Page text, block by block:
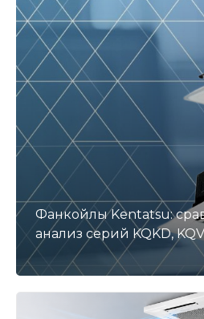
Фанкойлы Kentatsu:
анализ серий KQKD,